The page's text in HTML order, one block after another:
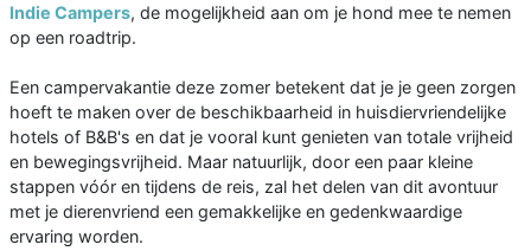
Indie Campers, de mogelijkheid aan om je hond mee te nemen
op een roadtrip.
Een campervakantie deze zomer betekent dat je je geen zorgen
hoeft te maken over de beschikbaarheid in huisdiervriendelijke
hotels of B&B's en dat je vooral kunt genieten van totale vrijheid
en bewegingsvrijheid. Maar natuurlijk, door een paar kleine
stappen vóór en tijdens de reis, zal het delen van dit avontuur
met je dierenvriend een gemakkelijke en gedenkwaardige
ervaring worden.